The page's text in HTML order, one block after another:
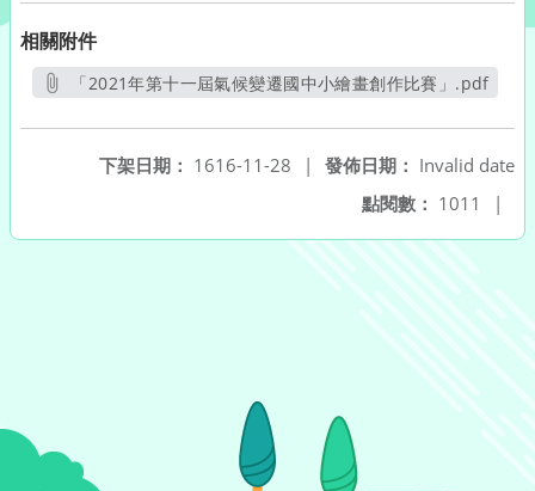
相關附件
「2021年第十一屆氣候變遷國中小繪畫創作比賽」.pdf
發佈日期： Invalid date
下架日期： 1616-11-28
|
點閱數： 1011 |